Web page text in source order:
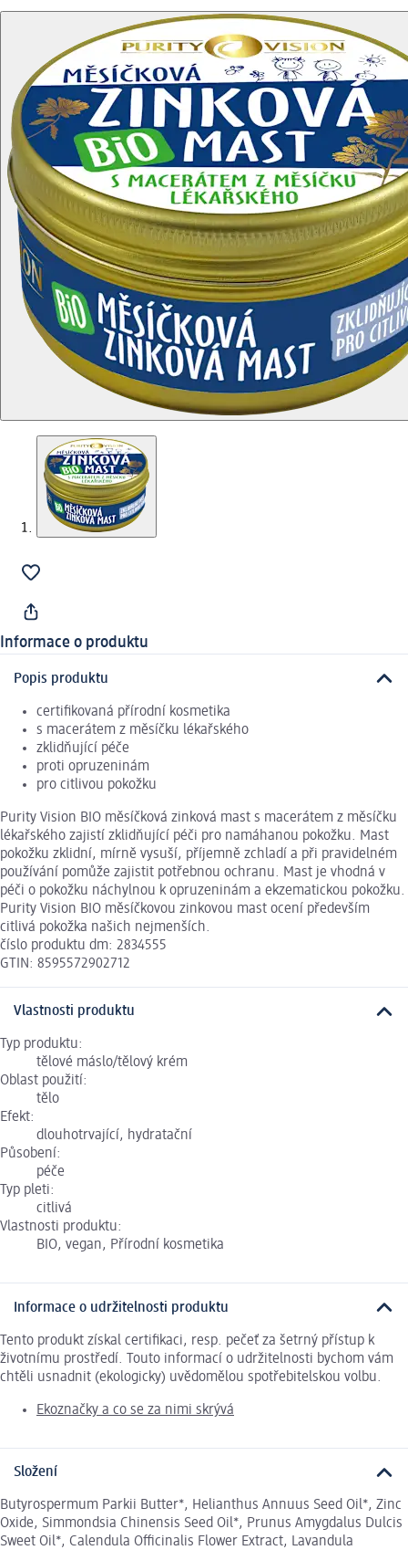
Informace o produktu
Popis produktu
certifikovaná přírodní kosmetika
s macerátem z měsíčku lékařského
zklidňující péče
proti opruzeninám
pro citlivou pokožku
Purity Vision BIO měsíčková zinková mast s macerátem z měsíčku
lékařského zajistí zklidňující péči pro namáhanou pokožku. Mast
pokožku zklidní, mírně vysuší, příjemně zchladí a při pravidelném
používání pomůže zajistit potřebnou ochranu. Mast je vhodná v
péči o pokožku náchylnou k opruzeninám a ekzematickou pokožku.
Purity Vision BIO měsíčkovou zinkovou mast ocení především
citlivá pokožka našich nejmenších.
číslo produktu dm: 2834555
GTIN: 8595572902712
Vlastnosti produktu
Typ produktu:
tělové máslo/tělový krém
Oblast použití:
tělo
Efekt:
dlouhotrvající, hydratační
Působení:
péče
Typ pleti:
citlivá
Vlastnosti produktu:
BIO, vegan, Přírodní kosmetika
Informace o udržitelnosti produktu
Tento produkt získal certifikaci, resp. pečeť za šetrný přístup k
životnímu prostředí. Touto informací o udržitelnosti bychom vám
chtěli usnadnit (ekologicky) uvědomělou spotřebitelskou volbu.
Ekoznačky a co se za nimi skrývá
Složení
Butyrospermum Parkii Butter*, Helianthus Annuus Seed Oil*, Zinc
Oxide, Simmondsia Chinensis Seed Oil*, Prunus Amygdalus Dulcis
Sweet Oil*, Calendula Officinalis Flower Extract, Lavandula